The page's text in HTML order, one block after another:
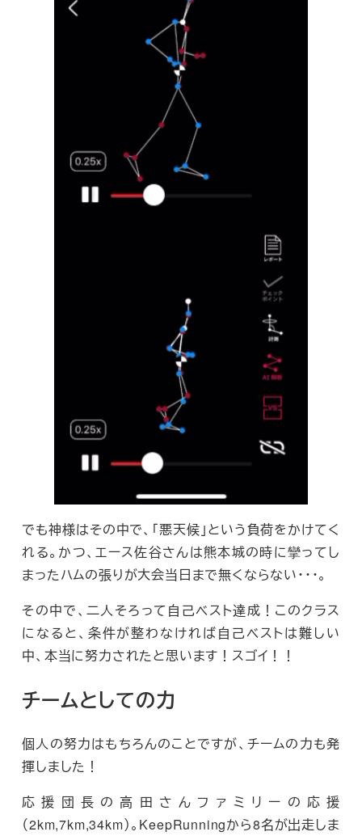
でも神様はその中で、「悪天候」という負荷をかけてく
れる。かつ、エース佐谷さんは熊本城の時に攣ってし
まったハムの張りが大会当日まで無くならない・・・。
その中で、二人そろって自己ベスト達成！このクラス
になると、条件が整わなければ自己ベストは難しい
中、本当に努力されたと思います！スゴイ！！
チームとしての力
個人の努力はもちろんのことですが、チームの力も発
揮しました！
応援団長の高田さんファミリーの応援
（2km,7km,34km）。KeepRunningから8名が出走しま